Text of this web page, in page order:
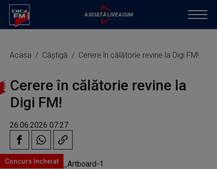
Acasa Câștigă Cerere în călătorie revine la Digi FM!
Cerere în călătorie revine la
Digi FM!
26.06.2026 07:27
Concurs încheiat